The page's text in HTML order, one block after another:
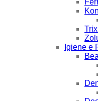
Igiene e